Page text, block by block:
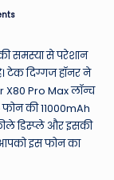
समस्या से परेशान
टेक दिग्गज हॉनर ने
X80 Pro Max लॉन्च
की 11000mAh
डिस्प्ले और इसकी
इस फोन का